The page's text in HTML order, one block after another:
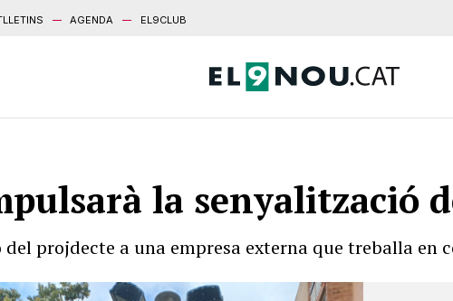
AGENDA EL9CLUB
la senyalització
del projdecte a una empresa externa que treballa